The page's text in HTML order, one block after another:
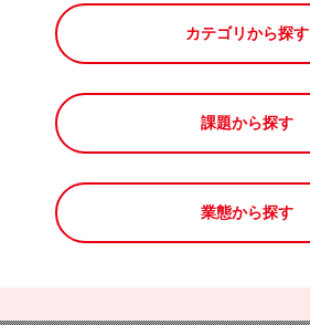
カテゴリから探す
課題から探す
業態から探す